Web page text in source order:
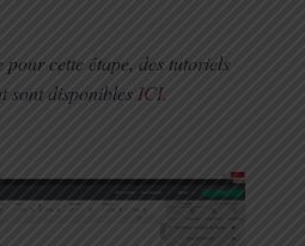
pour cette étape, des tutoriels
sont disponibles ICI.